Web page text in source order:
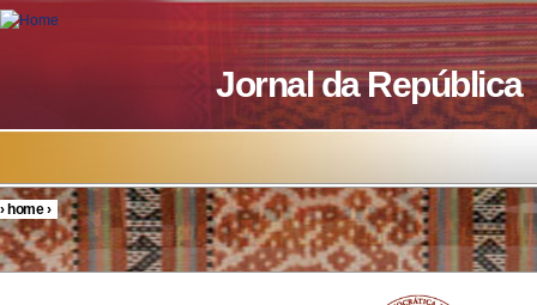
Skip to main content
Jornal da República
You are here
›home›